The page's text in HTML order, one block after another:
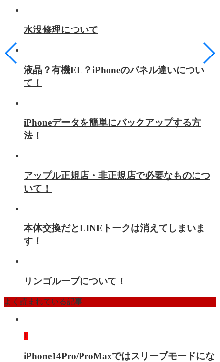
水没修理について
液晶？有機EL？iPhoneのパネル違いについ
て！
iPhoneデータを簡単にバックアップする方
法！
アップル正規店・非正規店で必要なものにつ
いて！
本体交換だとLINEトークは消えてしまいま
す！
リンゴループについて！
よく読まれている記事
1
iPhone14Pro/ProMaxではスリープモードにな